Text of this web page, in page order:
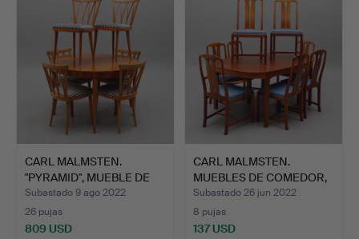
CARL MALMSTEN.
"PYRAMID", MUEBLE DE
COMEDO…
Subastado 9 ago 2022
26 pujas
809 USD
CARL MALMSTEN.
MUEBLES DE COMEDOR,
"EMBASS…
Subastado 26 jun 2022
8 pujas
137 USD